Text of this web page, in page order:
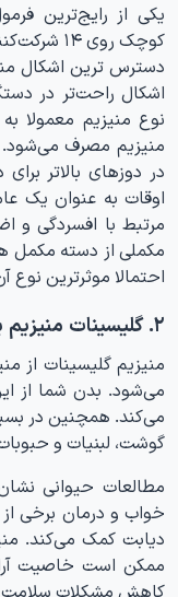
یکی از رایج‌ترین
کوچک روی
دسترس ترین اشکال
اشکال راحت‌تر در
نوع منیزیم معمولا
منیزیم مصرف می‌شود.
در دوزهای بالاتر
اوقات به عنوان یک
مرتبط با افسردگی
مکملی از دسته مکمل
احتمالا موثرترین نوع
۲. گلیسینات منیزیم برای گرفتگی عضلات
منیزیم گلیسینات از
می‌شود. بدن شما از
می‌کند. همچنین در
گوشت، لبنیات و
مطالعات حیوانی
خواب و درمان برخی از
دیابت کمک می‌کند.
ممکن است خاصیت
کاهش مشکلات سلامت